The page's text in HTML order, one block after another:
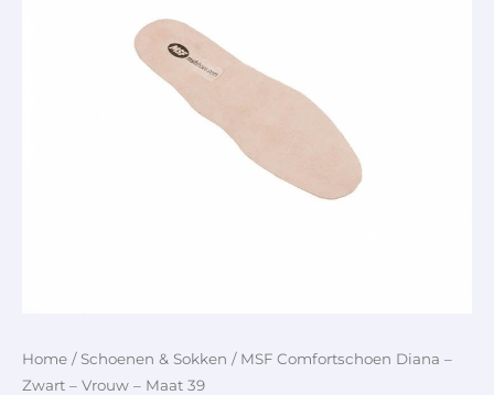
Home / Schoenen & Sokken / MSF Comfortschoen Diana –
Zwart – Vrouw – Maat 39